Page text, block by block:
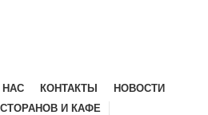
НАС КОНТАКТЫ
НОВОСТИ
И КАФЕ